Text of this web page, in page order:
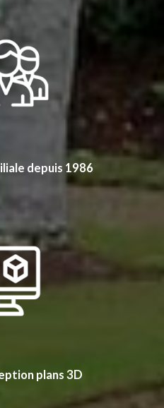
depuis 1986
plans 3D